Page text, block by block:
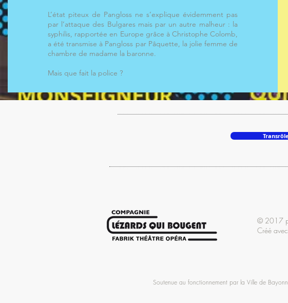
L’état piteux de Pangloss ne s’explique évidemment pas
par l’attaque des Bulgares mais par un autre malheur : la
syphilis, rapportée en Europe grâce à Christophe Colomb,
a été transmise à Pangloss par Pâquette, la jolie femme de
chambre de madame la baronne.
Mais que fait la police ?
© 2017
Créé avec
Soutenue au fonctionnement par la Ville de